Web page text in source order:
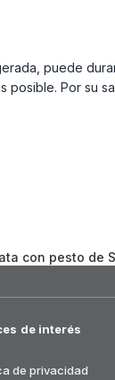
puede
posible. Por su
con pesto de
de interés
de privacidad